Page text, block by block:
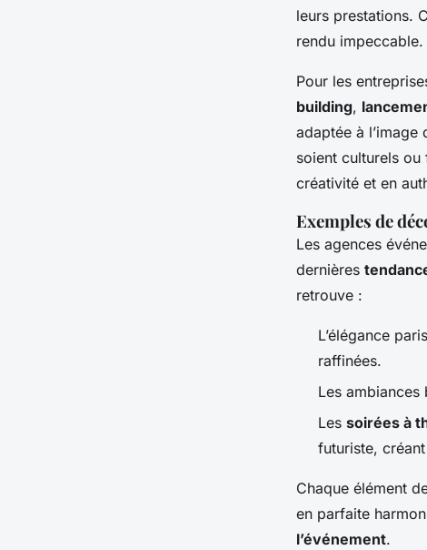
leurs prestations.
rendu impeccable.
Pour les
building,
adaptée à l’image
soient culturels ou
créativité et en
Exemples de
Les agences
dernières
retrouve :
L’élégance
raffinées.
Les
Les soirées à
futuriste,
Chaque élément
en parfaite
l’événement.